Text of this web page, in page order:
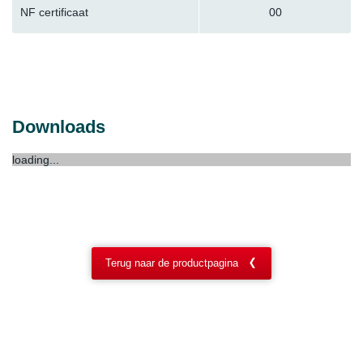
NF certificaat 00
Downloads
loading...
Terug naar de productpagina